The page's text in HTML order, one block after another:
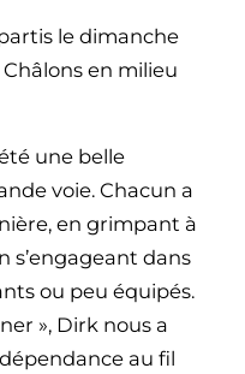
le dimanche
en milieu
une belle
voie. Chacun a
en grimpant à
s’engageant dans
ou peu équipés.
», Dirk nous a
au fil